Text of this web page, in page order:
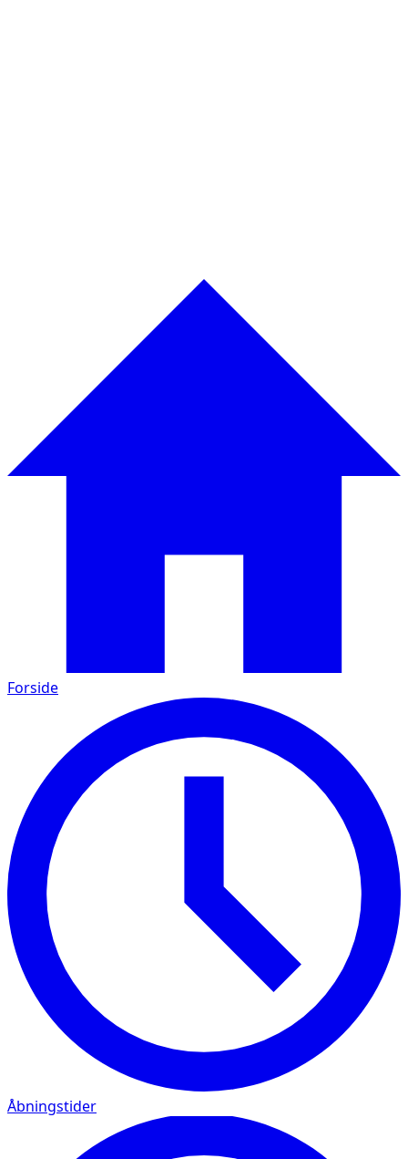
Forside
Åbningstider